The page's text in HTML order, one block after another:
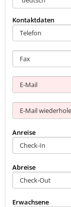
Kontaktdaten
Anreise
Abreise
Erwachsene